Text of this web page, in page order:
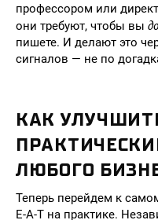
профессором или
они требуют, чтобы вы
пишете. И делают это
сигналов — не по
КАК
ЛЮБОГО
Теперь перейдем к
E-A-T на практике.